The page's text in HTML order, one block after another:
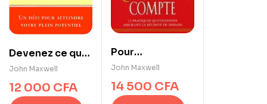
Devenez ce que
vous devriez
être
John Maxwell
12 000 CFA
Pour
qu’aujourd’hui
compte
John Maxwell
14 500 CFA